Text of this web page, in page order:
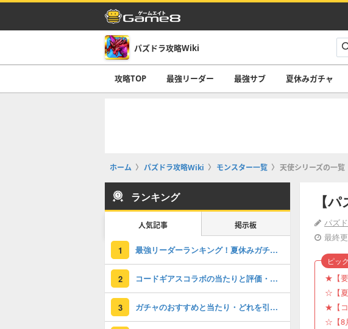
パズドラ攻略Wiki
攻略TOP 最強リーダー 最強サブ 夏休みガチャ
ホーム パズドラ攻略Wiki モンスター一覧 天使シリーズの一覧
【
パズ
最終
★【要
☆【夏
★【コ
☆【8
ピッ
ランキング
人気記事 掲示板
1 最強リーダーランキング！夏休みガチャの評価掲載
2 コードギアスコラボの当たりと評価・引くべき？
3 ガチャのおすすめと当たり・どれを引くべき？